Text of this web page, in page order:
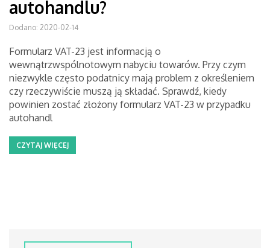
autohandlu?
Dodano: 2020-02-14
Formularz VAT-23 jest informacją o
wewnątrzwspólnotowym nabyciu towarów. Przy czym
niezwykle często podatnicy mają problem z określeniem
czy rzeczywiście muszą ją składać. Sprawdź, kiedy
powinien zostać złożony formularz VAT-23 w przypadku
autohandl
CZYTAJ WIĘCEJ